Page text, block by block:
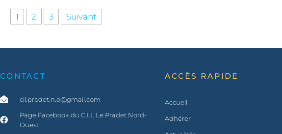
1 2 3 Suivant
CONTACT
cil.pradet.n.o@gmail.com
Page Facebook du C.I.L Le Pradet Nord-
Ouest
ACCÈS RAPIDE
Accueil
Adhérer